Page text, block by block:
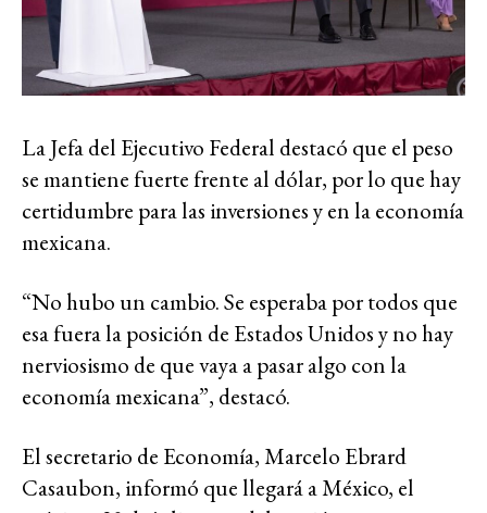
La Jefa del Ejecutivo Federal destacó que el peso
se mantiene fuerte frente al dólar, por lo que hay
certidumbre para las inversiones y en la economía
mexicana.
“No hubo un cambio. Se esperaba por todos que
esa fuera la posición de Estados Unidos y no hay
nerviosismo de que vaya a pasar algo con la
economía mexicana”, destacó.
El secretario de Economía, Marcelo Ebrard
Casaubon, informó que llegará a México, el